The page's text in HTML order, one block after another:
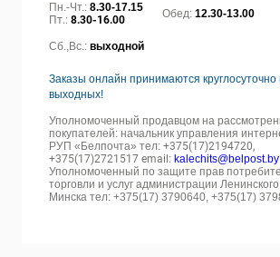
Пн.-Чт.: 8.30-17.15
Пт.: 8.30-16.00 Обед: 12.30-13.00
Сб.,Вс.: выходной
Заказы онлайн принимаются круглосуточно
выходных!
Уполномоченный продавцом на
покупателей: начальник управления
РУП «Белпочта» тел: +375(17)2194720,
+375(17)2721517 email: kalechits@belpost.by
Уполномоченный по защите прав
торговли и услуг администрации
Минска тел: +375(17) 3790640, +375(17)